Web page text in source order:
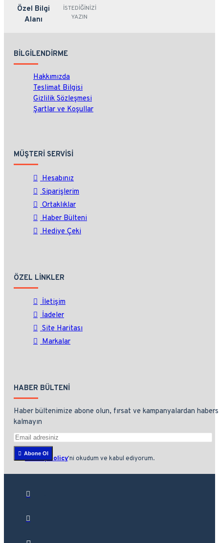
Özel Bilgi
Alanı
İSTEDİĞİNİZİ
YAZIN
BILGILENDIRME
Hakkımızda
Teslimat Bilgisi
Gizlilik Sözleşmesi
Şartlar ve Koşullar
MÜŞTERI SERVISI
Hesabınız
Siparişlerim
Ortaklıklar
Haber Bülteni
Hediye Çeki
ÖZEL LINKLER
İletişim
İadeler
Site Haritası
Markalar
HABER BÜLTENI
Haber bültenimize abone olun, fırsat ve kampanyalardan
kalmayın
Abone Ol
Privacy Policy'ni okudum ve kabul ediyorum.